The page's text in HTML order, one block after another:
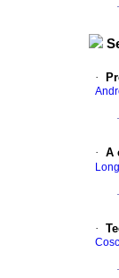
·
·
·
· A
·
·
·